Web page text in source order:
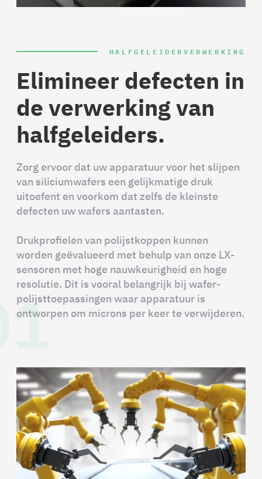
HALFGELEIDERVERWERKING
Elimineer defecten in
de verwerking van
halfgeleiders.
Zorg ervoor dat uw apparatuur voor het slijpen
van siliciumwafers een gelijkmatige druk
uitoefent en voorkom dat zelfs de kleinste
defecten uw wafers aantasten.
Drukprofielen van polijstkoppen kunnen
worden geëvalueerd met behulp van onze LX-
sensoren met hoge nauwkeurigheid en hoge
resolutie. Dit is vooral belangrijk bij wafer-
polijsttoepassingen waar apparatuur is
ontworpen om microns per keer te verwijderen.